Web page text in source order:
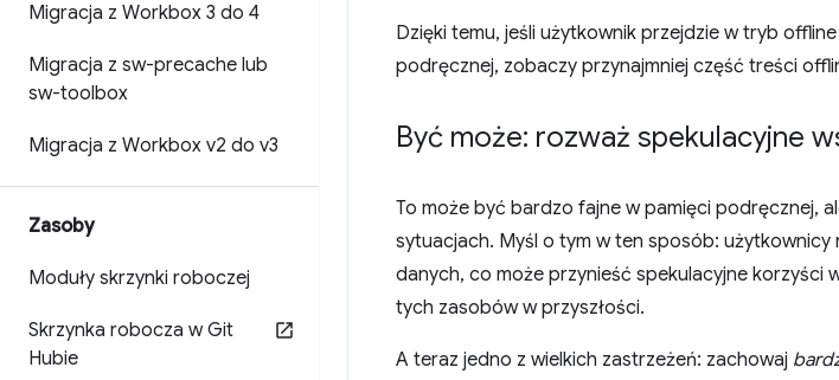
Migracja z Workbox 3 do 4
Migracja z sw-precache lub
sw-toolbox
Migracja z Workbox v2 do v3
Zasoby
Moduły skrzynki roboczej
Skrzynka robocza w Git
Hubie
Dzięki temu, jeśli użytkownik przejdzie w tryb
podręcznej, zobaczy przynajmniej część treści
Być może: rozważ spekulacyjne
To może być bardzo fajne w pamięci podręcznej,
sytuacjach. Myśl o tym w ten sposób:
danych, co może przynieść spekulacyjne korzyści
tych zasobów w przyszłości.
A teraz jedno z wielkich zastrzeżeń: zachowaj